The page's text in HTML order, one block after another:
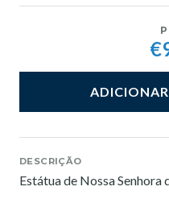
DESCRIÇÃO
Estátua de Nossa Senhora